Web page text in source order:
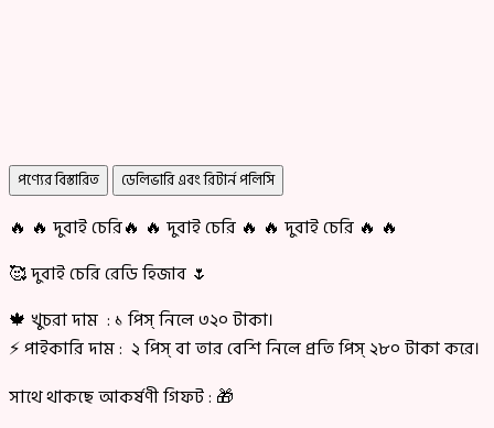
পণ্যের বিস্তারিত ডেলিভারি এবং রিটার্ন পলিসি
🔥 🔥 দুবাই চেরি🔥 🔥 দুবাই চেরি 🔥 🔥 দুবাই চেরি 🔥 🔥
🥰 দুবাই চেরি রেডি হিজাব 🌷
🍁 খুচরা দাম : ১ পিস্ নিলে ৩২০ টাকা।
⚡ পাইকারি দাম : ২ পিস্ বা তার বেশি নিলে প্রতি পিস্ ২৮০ টাকা করে।
সাথে থাকছে আকর্ষণী গিফট : 🎁